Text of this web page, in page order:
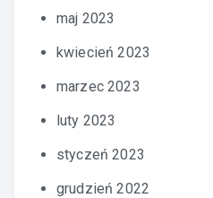
maj 2023
kwiecień 2023
marzec 2023
luty 2023
styczeń 2023
grudzień 2022